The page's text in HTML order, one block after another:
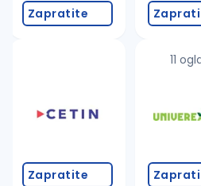
Zapratite
Zapratite
11